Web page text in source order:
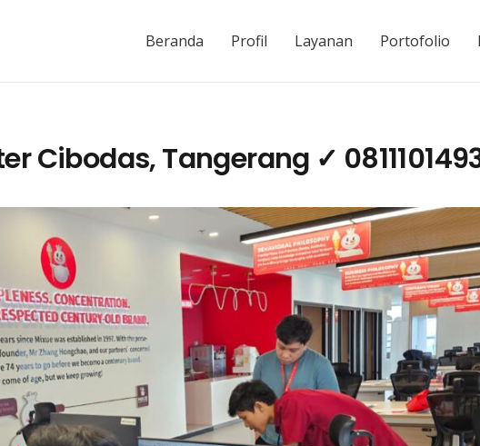
Beranda Profil Layanan Portofolio
Cibodas, Tangerang ✓